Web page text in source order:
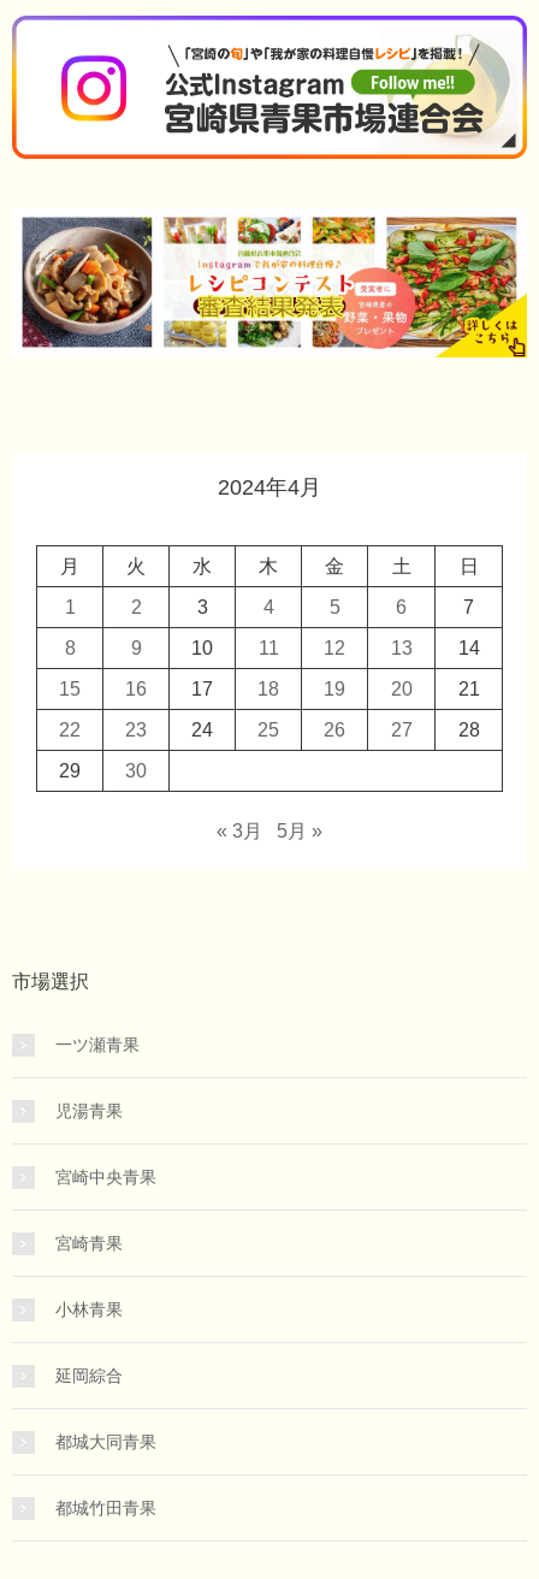
2024年4月
月 火 水 木 金 土
日
1
2 3 4 5 6
7
8
9 10 11 12 13
14
15
16 17 18 19 20
21
22
23 24 25 26 27
28
29
30
« 3月 5月 »
市場選択
一ツ瀬青果
児湯青果
宮崎中央青果
宮崎青果
小林青果
延岡綜合
都城大同青果
都城竹田青果